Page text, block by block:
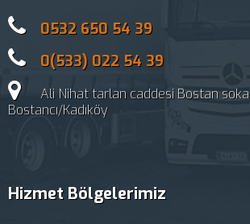
0532 650 54 39
0(533) 022 54 39
Ali Nihat tarlan caddesi Bostan
Bostancı/Kadıköy
Hizmet Bölgelerimiz